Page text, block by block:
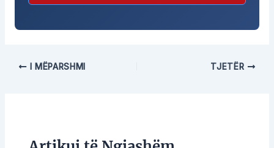
I MËPARSHMI TJETËR